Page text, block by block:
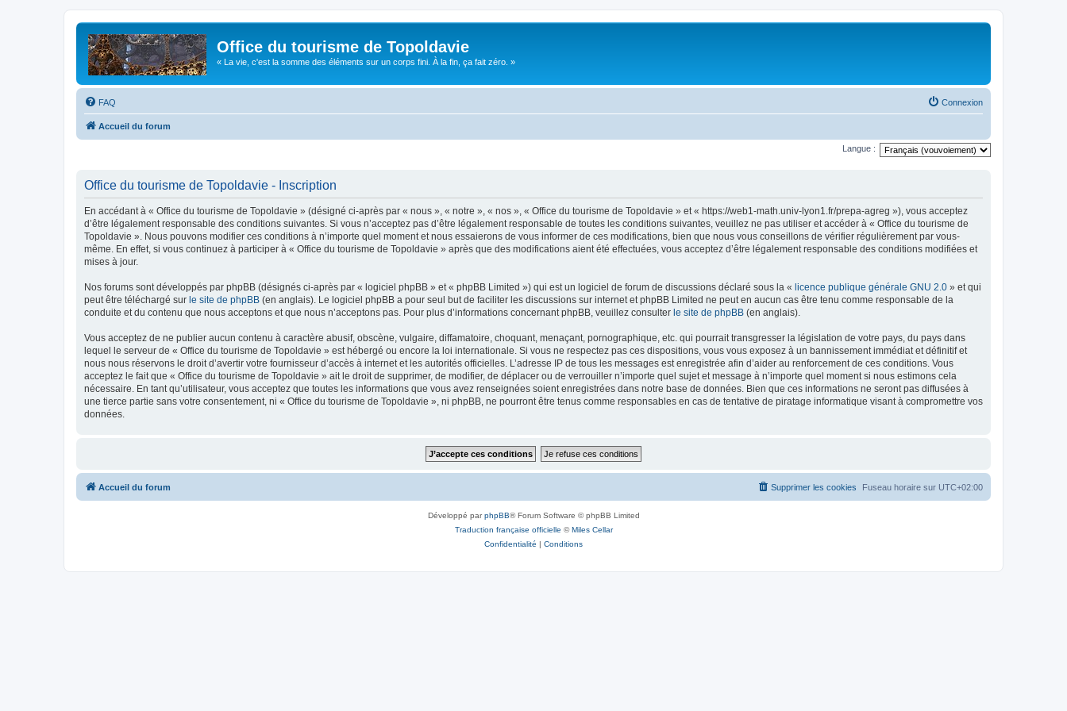
Office du tourisme de Topoldavie
« La vie, c'est la somme des éléments sur un corps fini. À la fin, ça fait zéro. »
FAQ Connexion
Accueil du forum
Langue :
Office du tourisme de Topoldavie - Inscription
En accédant à « Office du tourisme de Topoldavie » (désigné ci-après par « nous », « notre », « nos », « Office du tourisme de Topoldavie » et « https://web1-math.univ-lyon1.fr/prepa-agreg »), vous acceptez
d’être légalement responsable des conditions suivantes. Si vous n’acceptez pas d’être légalement responsable de toutes les conditions suivantes, veuillez ne pas utiliser et accéder à « Office du tourisme de
Topoldavie ». Nous pouvons modifier ces conditions à n’importe quel moment et nous essaierons de vous informer de ces modifications, bien que nous vous conseillons de vérifier régulièrement par vous-
même. En effet, si vous continuez à participer à « Office du tourisme de Topoldavie » après que des modifications aient été effectuées, vous acceptez d’être légalement responsable des conditions modifiées et
mises à jour.
Nos forums sont développés par phpBB (désignés ci-après par « logiciel phpBB » et « phpBB Limited ») qui est un logiciel de forum de discussions déclaré sous la « licence publique générale GNU 2.0 » et qui
peut être téléchargé sur le site de phpBB (en anglais). Le logiciel phpBB a pour seul but de faciliter les discussions sur internet et phpBB Limited ne peut en aucun cas être tenu comme responsable de la
conduite et du contenu que nous acceptons et que nous n’acceptons pas. Pour plus d’informations concernant phpBB, veuillez consulter le site de phpBB (en anglais).
Vous acceptez de ne publier aucun contenu à caractère abusif, obscène, vulgaire, diffamatoire, choquant, menaçant, pornographique, etc. qui pourrait transgresser la législation de votre pays, du pays dans
lequel le serveur de « Office du tourisme de Topoldavie » est hébergé ou encore la loi internationale. Si vous ne respectez pas ces dispositions, vous vous exposez à un bannissement immédiat et définitif et
nous nous réservons le droit d’avertir votre fournisseur d’accès à internet et les autorités officielles. L’adresse IP de tous les messages est enregistrée afin d’aider au renforcement de ces conditions. Vous
acceptez le fait que « Office du tourisme de Topoldavie » ait le droit de supprimer, de modifier, de déplacer ou de verrouiller n’importe quel sujet et message à n’importe quel moment si nous estimons cela
nécessaire. En tant qu’utilisateur, vous acceptez que toutes les informations que vous avez renseignées soient enregistrées dans notre base de données. Bien que ces informations ne seront pas diffusées à
une tierce partie sans votre consentement, ni « Office du tourisme de Topoldavie », ni phpBB, ne pourront être tenus comme responsables en cas de tentative de piratage informatique visant à compromettre vos
données.
Accueil du forum Fuseau horaire sur UTC+02:00
Supprimer les cookies
Développé parphpBB® Forum Software © phpBB Limited
Traduction française officielle ©Miles Cellar
Confidentialité | Conditions